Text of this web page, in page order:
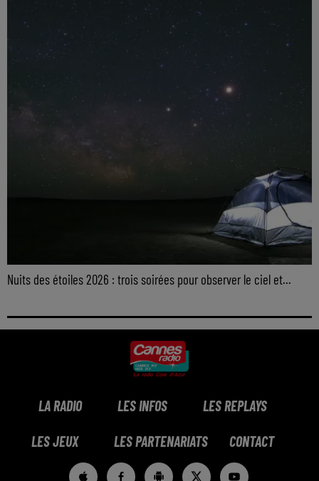
Nuits des étoiles 2026 : trois soirées pour observer le ciel et...
LA RADIO LES INFOS LES REPLAYS
LES JEUX LES PARTENARIATS CONTACT